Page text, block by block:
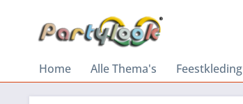
Home Alle Thema's Feestkleding